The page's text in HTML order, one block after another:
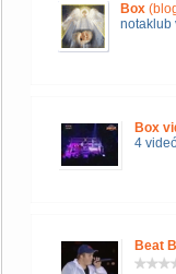
Box
notaklub
Box
4
Beat